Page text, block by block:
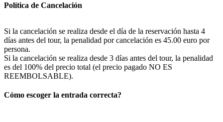
Política de Cancelación
Si la cancelación se realiza desde el día de la reservación hasta 4
días antes del tour, la penalidad por cancelación es 45.00 euro por
persona.
Si la cancelación se realiza desde 3 días antes del tour, la penalidad
es del 100% del precio total (el precio pagado NO ES
REEMBOLSABLE).
Cómo escoger la entrada correcta?